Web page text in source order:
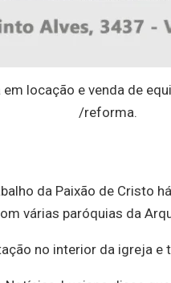
locação e venda de
/reforma.
da Paixão de Cristo
várias paróquias da
no interior da igreja e